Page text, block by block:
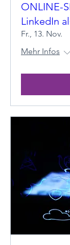
ONLINE-
LinkedIn
Fr., 13. Nov.
Mehr Infos